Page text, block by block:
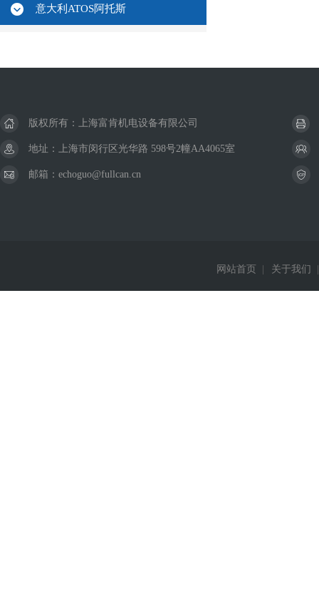
意大利ATOS阿托斯
版权所有：上海富肯机电设备有限公司
地址：上海市闵行区光华路 598号2幢AA4065室
邮箱：echoguo@fullcan.cn
网站首页 关于我们